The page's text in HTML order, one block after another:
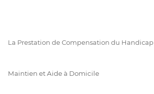
La Prestation de Compensation du Handicap
Maintien et Aide à Domicile